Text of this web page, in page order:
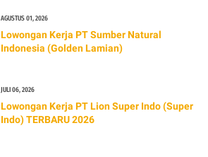
AGUSTUS 01, 2026
Lowongan Kerja PT Sumber Natural
Indonesia (Golden Lamian)
JULI 06, 2026
Lowongan Kerja PT Lion Super Indo (Super
Indo) TERBARU 2026